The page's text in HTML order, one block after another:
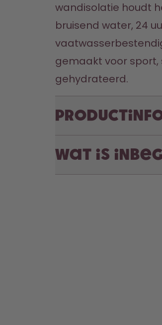
wandisolatie houdt
bruisend water, 24
gemaakt voor sport,
gehydrateerd.
Wat is